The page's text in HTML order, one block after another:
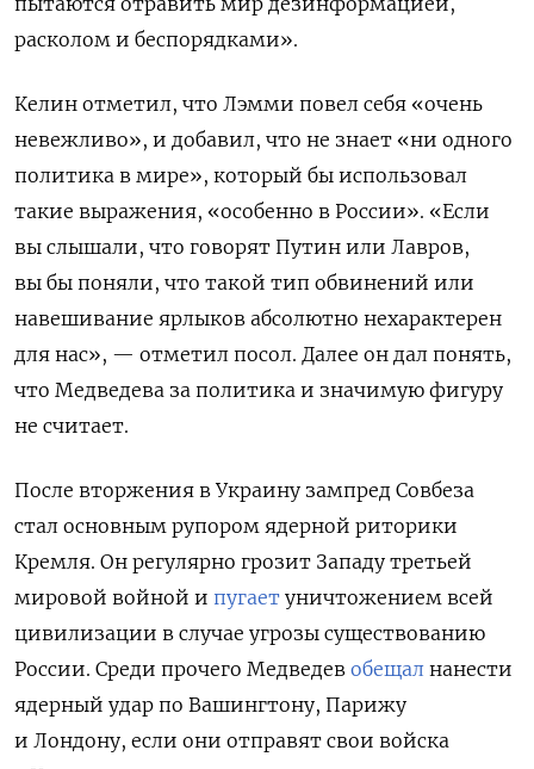
расколом и беспорядками».
Келин отметил, что Лэмми повел себя «очень
невежливо», и добавил, что не знает «ни одного
политика в мире», который бы использовал
такие выражения, «особенно в России». «Если
вы слышали, что говорят Путин или Лавров,
вы бы поняли, что такой тип обвинений или
навешивание ярлыков абсолютно нехарактерен
для нас», — отметил посол. Далее он дал понять,
что Медведева за политика и значимую фигуру
не считает.
После вторжения в Украину зампред Совбеза
стал основным рупором ядерной риторики
Кремля. Он регулярно грозит Западу третьей
мировой войной и пугает уничтожением всей
цивилизации в случае угрозы существованию
России. Среди прочего Медведев обещал нанести
ядерный удар по Вашингтону, Парижу
и Лондону, если они отправят свои войска